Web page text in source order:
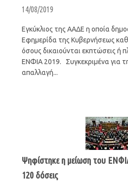
14/08/2019
Εγκύκλιος της ΑΑΔΕ η οποία
Εφημερίδα της Κυβερνήσεως
όσους δικαιούνται εκπτώσεις ή
ΕΝΦΙΑ 2019. Συγκεκριμένα για
απαλλαγή...
Ψηφίστηκε η μείωση του
120 δόσεις